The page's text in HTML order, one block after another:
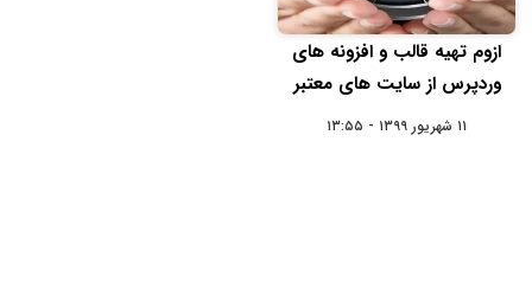
ازوم تهیه قالب و افزونه های
وردپرس از سایت های معتبر
۱۱ شهریور ۱۳۹۹ - ۱۳:۵۵